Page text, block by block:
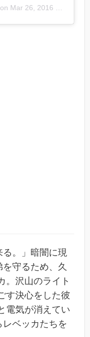
on Mar 26, 2016 at 12:02pm PDT
る。」暗闇に現
を守るため、久
。沢山のライト
す決心をした彼
電気が消えてい
レベッカたちを